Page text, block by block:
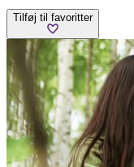
Tilføj til favoritter